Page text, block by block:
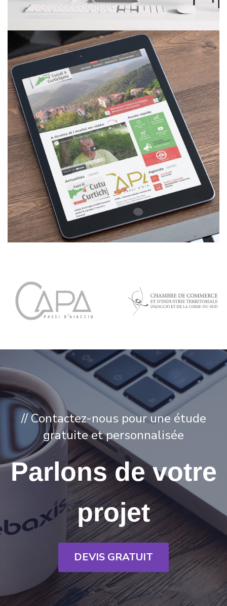
E-COMMERCE
Commune de Cutuli è Curtichjatu
SITE INTERNET
// Contactez-nous pour une étude
gratuite et personnalisée
Parlons de votre
projet
DEVIS GRATUIT